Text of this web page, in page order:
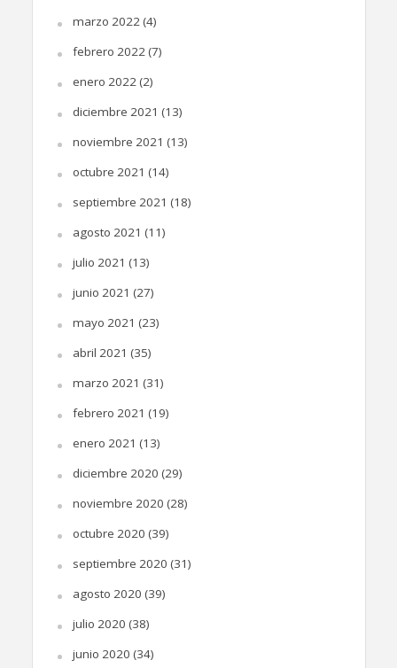
marzo 2022(4)
febrero 2022(7)
enero 2022(2)
diciembre 2021 (13)
noviembre 2021 (13)
octubre 2021 (14)
septiembre 2021 (18)
agosto 2021 (11)
julio 2021 (13)
junio 2021 (27)
mayo 2021 (23)
abril 2021 (35)
marzo 2021 (31)
febrero 2021 (19)
enero 2021 (13)
diciembre 2020 (29)
noviembre 2020 (28)
octubre 2020 (39)
septiembre 2020 (31)
agosto 2020 (39)
julio 2020 (38)
junio 2020 (34)